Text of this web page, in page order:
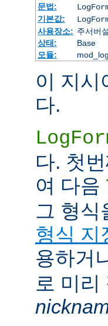
문법:
기본값:
사용장소: 주서버
상태:
Base
모듈:
이 지시
다.
다. 첫
여 다음
그 형식
형식 지
용하거
로 미